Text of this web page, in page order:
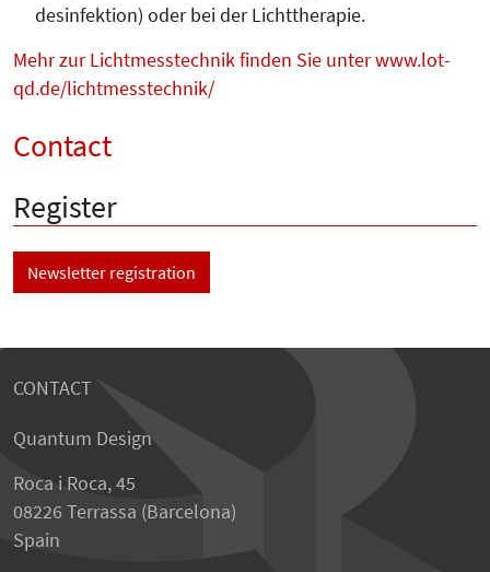
desinfektion) oder bei der Lichttherapie.
Mehr zur Lichtmesstechnik finden Sie unter www.lot-
qd.de/lichtmesstechnik/
Contact
Register
Newsletter registration
CONTACT
Quantum Design
Roca i Roca, 45
08226 Terrassa (Barcelona)
Spain